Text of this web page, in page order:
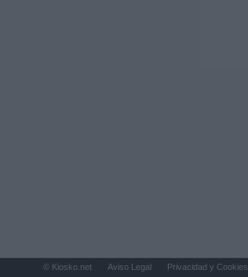
© Kiosko.net Aviso Legal Privacidad y Cookies